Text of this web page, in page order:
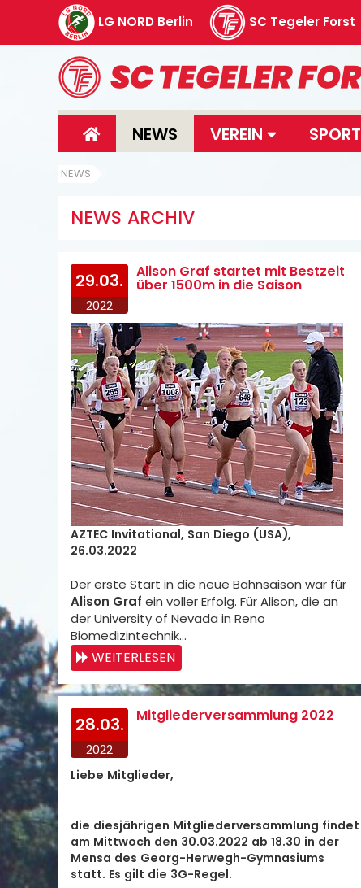
LG NORD Berlin SC Tegeler Forst
NEWS VEREIN SPORT
NEWS
NEWS ARCHIV
29.03.
2022
Alison Graf startet mit Bestzeit
über 1500m in die Saison
AZTEC Invitational, San Diego (USA),
26.03.2022
Der erste Start in die neue Bahnsaison war für
Alison Graf ein voller Erfolg. Für Alison, die an
der University of Nevada in Reno
Biomedizintechnik…
WEITERLESEN
28.03.
2022
Mitgliederversammlung 2022
Liebe Mitglieder,
die diesjährigen Mitgliederversammlung findet
am Mittwoch den 30.03.2022 ab 18.30 in der
Mensa des Georg-Herwegh-Gymnasiums
statt. Es gilt die 3G-Regel.